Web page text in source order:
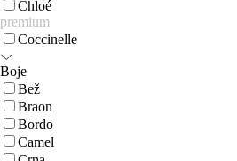
Chloé
premium
Coccinelle
Boje
Bež
Braon
Bordo
Camel